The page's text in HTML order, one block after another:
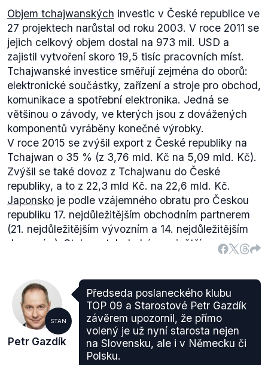
Objem tchajwanských investic v České republice ve
27 projektech narůstal od roku 2003. V roce 2011 se
jejich celkový objem dostal na 973 mil. USD a
zajistil vytvoření skoro 19,5 tisíc pracovních míst.
Tchajwanské investice směřují zejména do oborů:
elektronické součástky, zařízení a stroje pro obchod,
komunikace a spotřební elektronika. Jedná se
většinou o závody, ve kterých jsou z dovážených
komponentů vyráběny konečné výrobky.
V roce 2015 se zvýšil export z České republiky na
Tchajwan o 35 % (z 3,76 mld. Kč na 5,09 mld. Kč).
Zvýšil se také dovoz z Tchajwanu do České
republiky, a to z 22,3 mld Kč. na 22,6 mld. Kč.
Japonsko je podle vzájemného obratu pro Českou
republiku 17. nejdůležitějším obchodním partnerem
(21. nejdůležitějším vývozním a 14. nejdůležitějším
dovozním). Stalo se tak druhým největším
investorem v České republice. V roce 2016 dosáhla
celkem 3,6 mld. USD.
Japonské firmy v ČR (celkem 229) zaměstnávají 46
tisíc zaměstnanců. Počet japonských firem na
území České republiky je čtvrtý nejvyšší ze všech
zemí Evropské unie. Z celkového počtu 229 firem se
98 zabývá výrobou a 11 výzkumem a vývojem.
STAN
Petr Gazdík
Předseda poslaneckého klubu
TOP 09 a Starostové Petr Gazdík
závěrem upozornil, že přímo
volený je už nyní starosta nejen
na Slovensku, ale i v Německu či
Polsku.